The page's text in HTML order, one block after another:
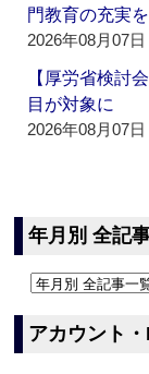
門教育の充実を
2026年08月07日
【厚労省検討
目が対象に
2026年08月07日
年月別 全記
アカウント